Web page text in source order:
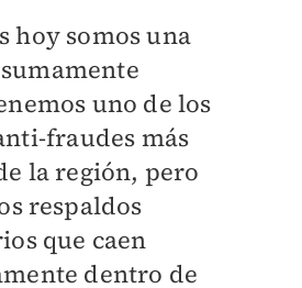
hoy somos una
uno de los
fraudes más
la región, pero
respaldos
que caen
dentro de